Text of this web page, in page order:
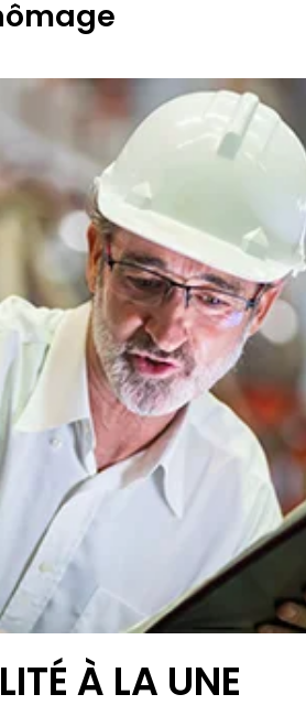
À LA UNE